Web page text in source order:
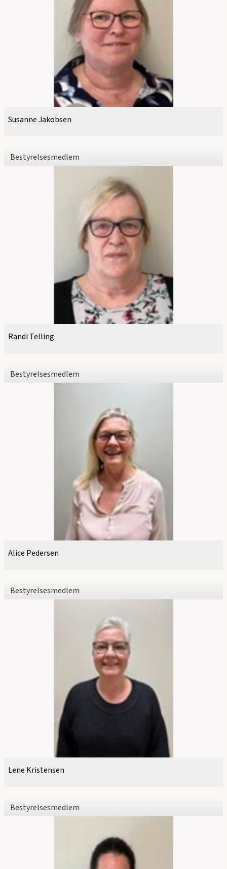
Susanne Jakobsen
Bestyrelsesmedlem
Randi Telling
Bestyrelsesmedlem
Alice Pedersen
Bestyrelsesmedlem
Lene Kristensen
Bestyrelsesmedlem